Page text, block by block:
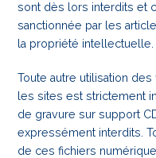
sont dès lors interdits et
sanctionnée par les
la propriété intellectuelle.
Toute autre utilisation
les sites est strictement
de gravure sur support
expressément interdits.
de ces fichiers